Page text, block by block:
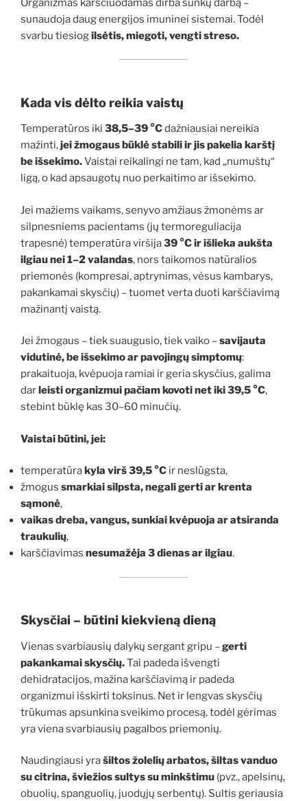
sunaudoja daug energijos imuninei sistemai. Todėl
svarbu tiesiogilsėtis, miegoti, vengti streso.
Kada vis dėlto reikia vaistų
Temperatūros iki 38,5–39 °Cdažniausiai nereikia
mažinti,jei žmogaus būklė stabili ir jis pakelia karštį
be išsekimo.Vaistai reikalingi ne tam, kad „numuštų“
ligą, o kad apsaugotų nuo perkaitimo ar išsekimo.
Jei mažiems vaikams, senyvo amžiaus žmonėms ar
silpnesniems pacientams (jų termoreguliacija
trapesnė) temperatūra viršija39 °C ir išlieka aukšta
ilgiau nei 1–2 valandas, nors taikomos natūralios
priemonės (kompresai, aptrynimas, vėsus kambarys,
pakankamai skysčių) – tuomet verta duoti karščiavimą
mažinantį vaistą.
Jei žmogaus – tiek suaugusio, tiek vaiko –savijauta
vidutinė, be išsekimo ar pavojingų simptomų:
prakaituoja, kvėpuoja ramiai ir geria skysčius, galima
darleisti organizmui pačiam kovoti net iki 39,5 °C,
stebint būklę kas 30–60 minučių.
Vaistai būtini, jei:
temperatūrakyla virš 39,5 °C ir neslūgsta,
žmogus smarkiai silpsta, negali gerti ar krenta
sąmonė,
vaikas dreba, vangus, sunkiai kvėpuoja ar atsiranda
traukulių,
karščiavimas nesumažėja 3 dienas ar ilgiau.
Skysčiai – būtini kiekvieną dieną
Vienas svarbiausių dalykų sergant gripu –gerti
pakankamai skysčių.Tai padeda išvengti
dehidratacijos, mažina karščiavimą ir padeda
organizmui išskirti toksinus. Net ir lengvas skysčių
trūkumas apsunkina sveikimo procesą, todėl gėrimas
yra viena svarbiausių pagalbos priemonių.
Naudingiausi yrašiltos žolelių arbatos, šiltas vanduo
su citrina, šviežios sultys su minkštimu (pvz., apelsinų,
obuolių, spanguolių, juodųjų serbentų). Sultis geriausia